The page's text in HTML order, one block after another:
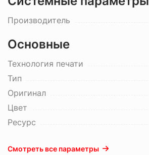
Производитель
Основные
Технология печати
Тип
Оригинал
Цвет
Ресурс
Смотреть все параметры